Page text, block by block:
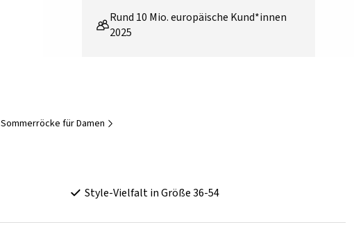
Rund 10 Mio. europäische Kund*innen
2025
Sommerröcke für Damen
Style-Vielfalt in Größe 36-54